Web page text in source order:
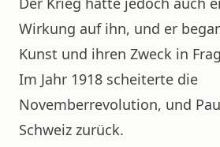
Wirkung auf ihn, und er
Kunst und ihren Zweck in
Im Jahr 1918 scheiterte die
Novemberrevolution, und
Schweiz zurück.